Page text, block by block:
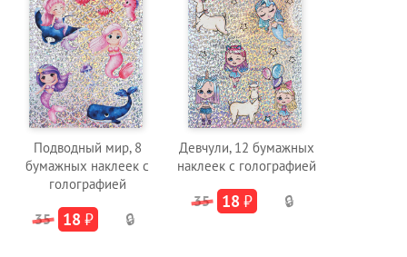
Подводный мир, 8
бумажных наклеек с
голографией
35 18 ₽ 🔒
Девчули, 12 бумажных
наклеек с голографией
35 18 ₽ 🔒